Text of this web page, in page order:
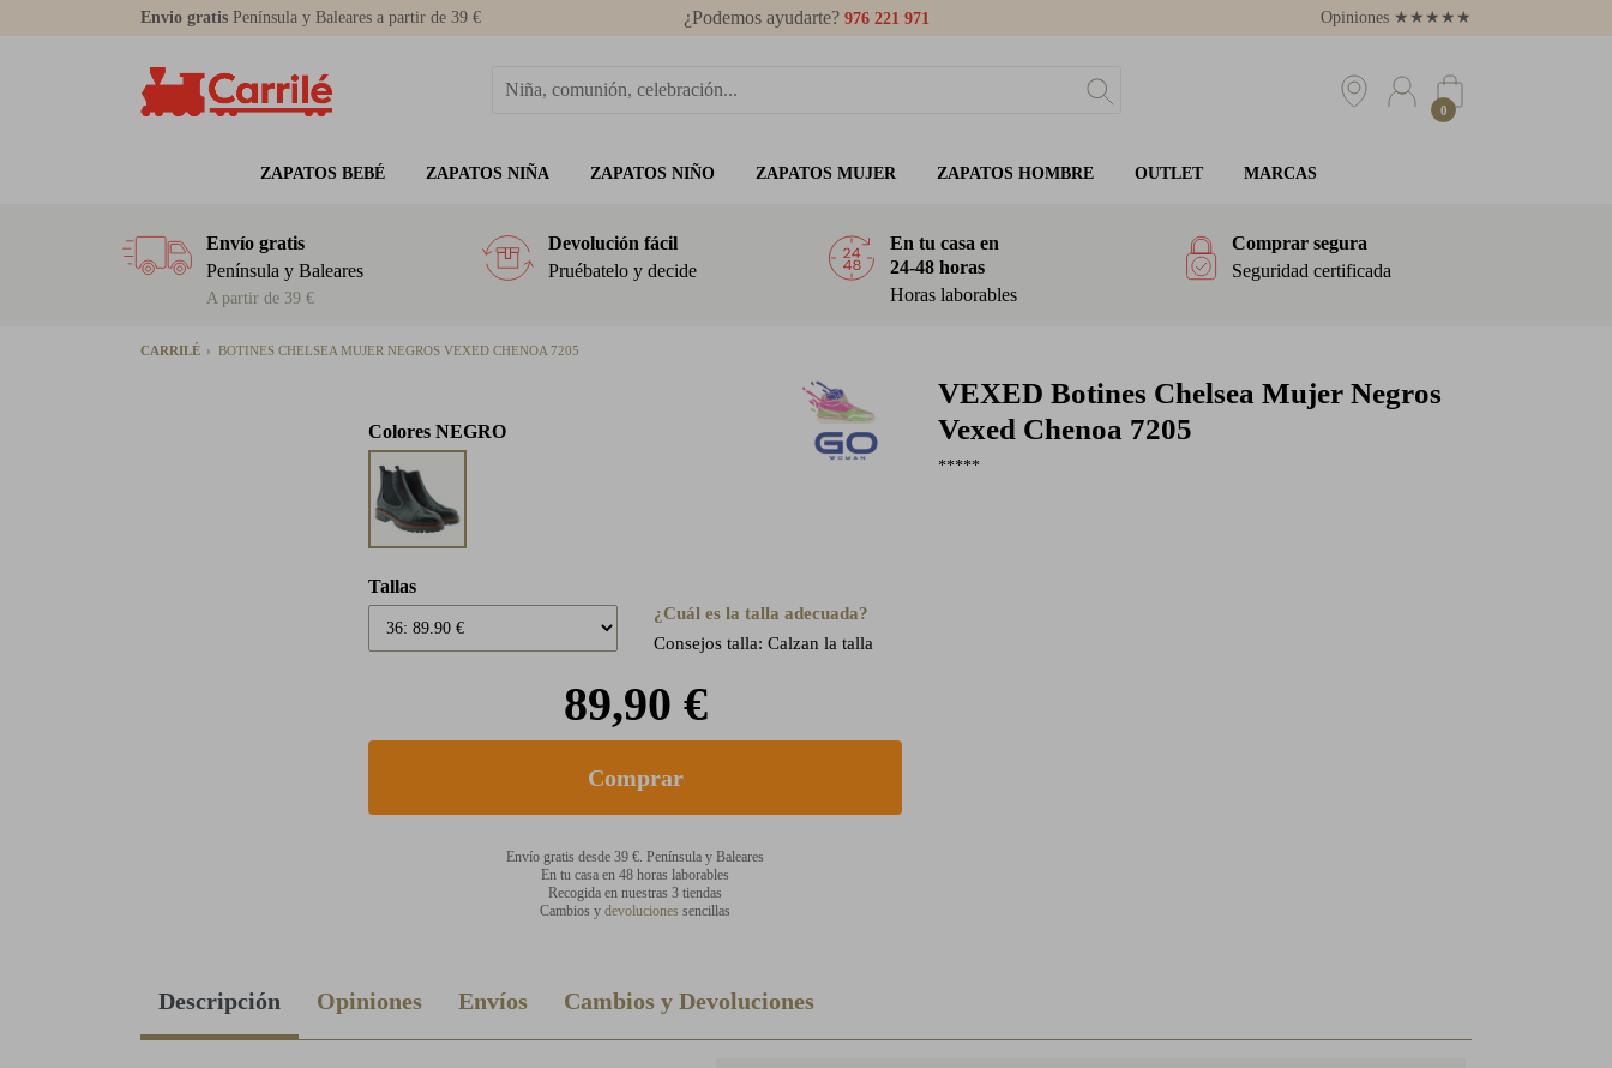
Envio gratis Península y Baleares a partir de 39 € ¿Podemos ayudarte? 976 221 971 Opiniones ★ ★ ★ ★ ★
0
ZAPATOS BEBÉ ZAPATOS NIÑA ZAPATOS NIÑO ZAPATOS MUJER ZAPATOS HOMBRE OUTLET MARCAS
Envío gratis
Península y Baleares
A partir de 39 €
Devolución fácil
Pruébatelo y decide
En tu casa en
24-48 horas
Horas laborables
Comprar segura
Seguridad certificada
CARRILÉ BOTINES CHELSEA MUJER NEGROS VEXED CHENOA 7205
VEXED Botines Chelsea Mujer Negros
Vexed Chenoa 7205
*****
Colores NEGRO
Tallas
¿Cuál es la talla adecuada?
Consejos talla: Calzan la talla
89,90 €
Envío gratis desde 39 €. Península y Baleares
En tu casa en 48 horas laborables
Recogida en nuestras 3 tiendas
Cambios y devoluciones sencillas
Descripción Opiniones Envíos Cambios y Devoluciones